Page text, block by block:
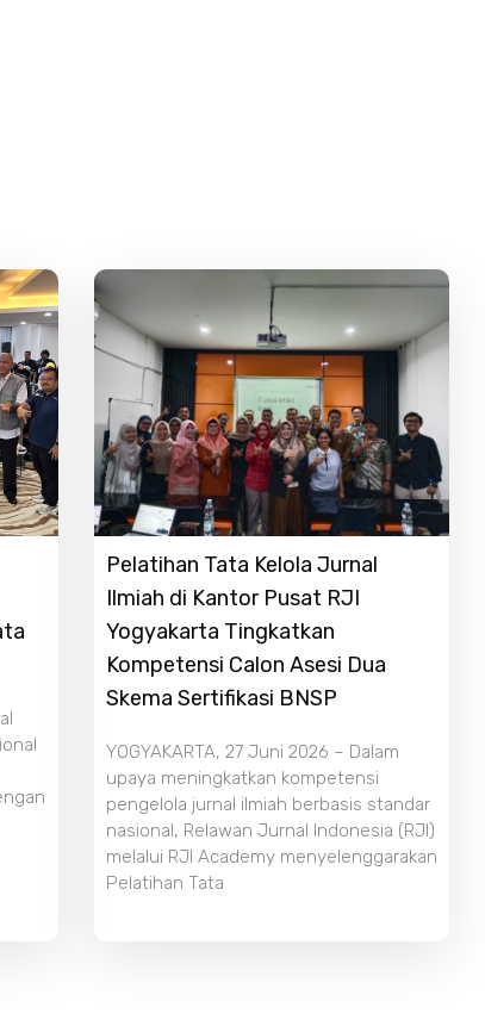
Pelatihan Tata Kelola Jurnal
Ilmiah di Kantor Pusat RJI
Yogyakarta Tingkatkan
Kompetensi Calon Asesi Dua
Skema Sertifikasi BNSP
YOGYAKARTA, 27 Juni 2026 – Dalam
upaya meningkatkan kompetensi
pengelola jurnal ilmiah berbasis standar
nasional, Relawan Jurnal Indonesia (RJI)
melalui RJI Academy menyelenggarakan
Pelatihan Tata